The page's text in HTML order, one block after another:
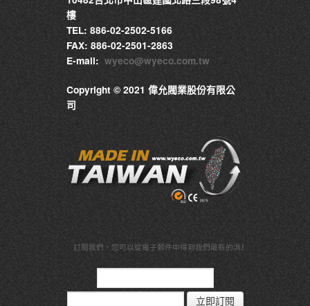
樓
TEL: 886-02-2502-5166
FAX: 886-02-2501-2863
E-mail: wyeco@wyeco.com.tw
Copyright © 2021 偉允閥業股份有限公
司
訂閱我們， 您可以從電子郵件中得到我們最新的消息與資訊
立即訂閱